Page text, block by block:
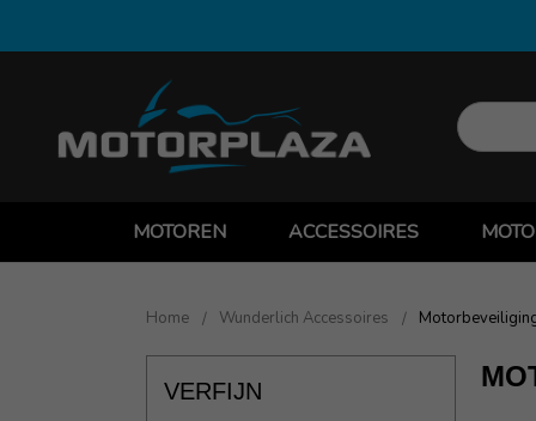
MOTOREN ACCESSOIRES
Home Wunderlich Accessoires
VERFIJN